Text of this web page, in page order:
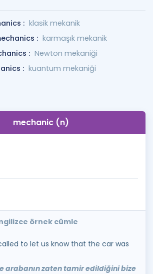
: klasik mekanik
: karmaşık mekanik
: Newton mekaniği
: kuantum mekaniği
mechanic (n)
örnek cümle
to let us know that the car was
arabanın zaten tamir edildiğini bize